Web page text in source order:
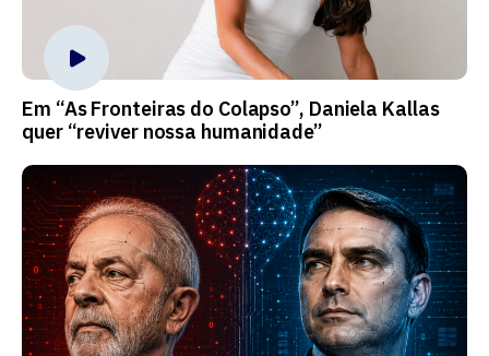
Em “As Fronteiras do Colapso”, Daniela Kallas
quer “reviver nossa humanidade”